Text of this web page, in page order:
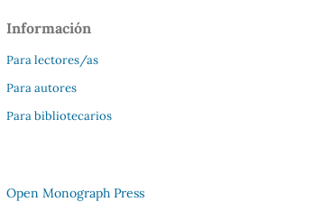
Información
Para lectores/as
Para autores
Para bibliotecarios
Open Monograph Press